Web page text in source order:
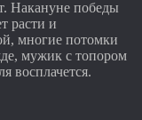
Накануне победы
расти и
многие потомки
мужик с топором
восплачется.